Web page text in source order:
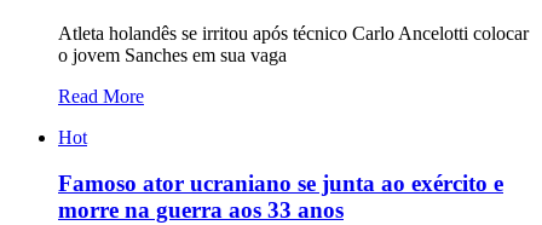
Atleta holandês se irritou após técnico Carlo Ancelotti colocar
o jovem Sanches em sua vaga
Read More
Hot
Famoso ator ucraniano se junta ao exército e
morre na guerra aos 33 anos